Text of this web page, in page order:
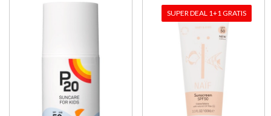
SUPER DEAL 1+1 GRATIS